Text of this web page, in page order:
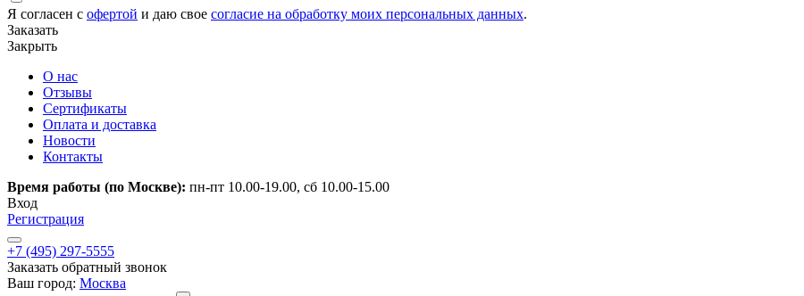
Я согласен с офертой и даю свое согласие на обработку моих персональных данных.
Заказать
Закрыть
О нас
Отзывы
Сертификаты
Оплата и доставка
Новости
Контакты
Время работы (по Москве): пн-пт 10.00-19.00, сб 10.00-15.00
Вход
Регистрация
+7 (495) 297-5555
Заказать обратный звонок
Ваш город: Москва